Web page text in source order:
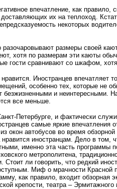
впечатление, как правило,
их на теплоход.
некоторых
размеры своей
хотя по размерам эти каюты
гости сравнивают со шкафом,
Иностранцев впечатляет
особенно тех, которые не
безжизненными и неинтересными.
все меньше.
Петербурге, и фактически
самые яркие впечатления
автобусов во время обзорной
иностранцам. Дело в том,
именно эта часть программы
метрополитена,
ли говорить, что редкий
Миф о мрачности Красной
как правило, входит обзорная
крепости, театра – Эрмитажного